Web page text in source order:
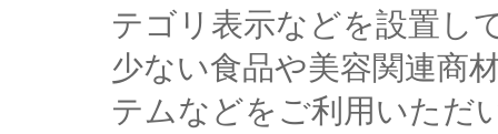
テゴリ表示などを設置し
少ない食品や美容関連商
テムなどをご利用いただ